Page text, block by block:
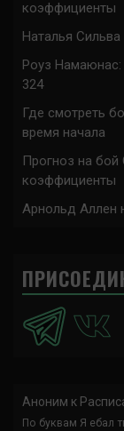
коэффициенты
Наталья Сильва
Роуз Намаюнас:
324
Где смотреть
время начала
Прогноз на
коэффициенты
Арнольд Аллен
Аноним к
По буквам Я ебал